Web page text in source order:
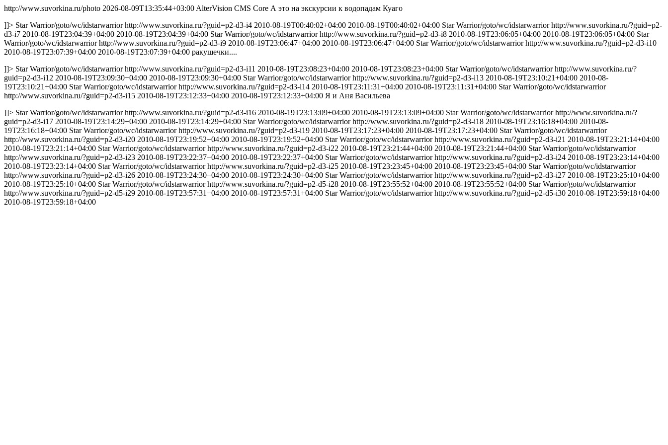
http://www.suvorkina.ru/photo 2026-08-09T13:35:44+03:00 AlterVision CMS Core А это на экскурсии к водопадам Куаго
]]> Star Warrior/goto/wc/idstarwarrior http://www.suvorkina.ru/?guid=p2-d3-i4 2010-08-19T00:40:02+04:00 2010-08-19T00:40:02+04:00 Star Warrior/goto/wc/idstarwarrior http://www.suvorkina.ru/?guid=p2-
d3-i7 2010-08-19T23:04:39+04:00 2010-08-19T23:04:39+04:00 Star Warrior/goto/wc/idstarwarrior http://www.suvorkina.ru/?guid=p2-d3-i8 2010-08-19T23:06:05+04:00 2010-08-19T23:06:05+04:00 Star
Warrior/goto/wc/idstarwarrior http://www.suvorkina.ru/?guid=p2-d3-i9 2010-08-19T23:06:47+04:00 2010-08-19T23:06:47+04:00 Star Warrior/goto/wc/idstarwarrior http://www.suvorkina.ru/?guid=p2-d3-i10
2010-08-19T23:07:39+04:00 2010-08-19T23:07:39+04:00 ракушечки....
]]> Star Warrior/goto/wc/idstarwarrior http://www.suvorkina.ru/?guid=p2-d3-i11 2010-08-19T23:08:23+04:00 2010-08-19T23:08:23+04:00 Star Warrior/goto/wc/idstarwarrior http://www.suvorkina.ru/?
guid=p2-d3-i12 2010-08-19T23:09:30+04:00 2010-08-19T23:09:30+04:00 Star Warrior/goto/wc/idstarwarrior http://www.suvorkina.ru/?guid=p2-d3-i13 2010-08-19T23:10:21+04:00 2010-08-
19T23:10:21+04:00 Star Warrior/goto/wc/idstarwarrior http://www.suvorkina.ru/?guid=p2-d3-i14 2010-08-19T23:11:31+04:00 2010-08-19T23:11:31+04:00 Star Warrior/goto/wc/idstarwarrior
http://www.suvorkina.ru/?guid=p2-d3-i15 2010-08-19T23:12:33+04:00 2010-08-19T23:12:33+04:00 Я и Аня Васильева
]]> Star Warrior/goto/wc/idstarwarrior http://www.suvorkina.ru/?guid=p2-d3-i16 2010-08-19T23:13:09+04:00 2010-08-19T23:13:09+04:00 Star Warrior/goto/wc/idstarwarrior http://www.suvorkina.ru/?
guid=p2-d3-i17 2010-08-19T23:14:29+04:00 2010-08-19T23:14:29+04:00 Star Warrior/goto/wc/idstarwarrior http://www.suvorkina.ru/?guid=p2-d3-i18 2010-08-19T23:16:18+04:00 2010-08-
19T23:16:18+04:00 Star Warrior/goto/wc/idstarwarrior http://www.suvorkina.ru/?guid=p2-d3-i19 2010-08-19T23:17:23+04:00 2010-08-19T23:17:23+04:00 Star Warrior/goto/wc/idstarwarrior
http://www.suvorkina.ru/?guid=p2-d3-i20 2010-08-19T23:19:52+04:00 2010-08-19T23:19:52+04:00 Star Warrior/goto/wc/idstarwarrior http://www.suvorkina.ru/?guid=p2-d3-i21 2010-08-19T23:21:14+04:00
2010-08-19T23:21:14+04:00 Star Warrior/goto/wc/idstarwarrior http://www.suvorkina.ru/?guid=p2-d3-i22 2010-08-19T23:21:44+04:00 2010-08-19T23:21:44+04:00 Star Warrior/goto/wc/idstarwarrior
http://www.suvorkina.ru/?guid=p2-d3-i23 2010-08-19T23:22:37+04:00 2010-08-19T23:22:37+04:00 Star Warrior/goto/wc/idstarwarrior http://www.suvorkina.ru/?guid=p2-d3-i24 2010-08-19T23:23:14+04:00
2010-08-19T23:23:14+04:00 Star Warrior/goto/wc/idstarwarrior http://www.suvorkina.ru/?guid=p2-d3-i25 2010-08-19T23:23:45+04:00 2010-08-19T23:23:45+04:00 Star Warrior/goto/wc/idstarwarrior
http://www.suvorkina.ru/?guid=p2-d3-i26 2010-08-19T23:24:30+04:00 2010-08-19T23:24:30+04:00 Star Warrior/goto/wc/idstarwarrior http://www.suvorkina.ru/?guid=p2-d3-i27 2010-08-19T23:25:10+04:00
2010-08-19T23:25:10+04:00 Star Warrior/goto/wc/idstarwarrior http://www.suvorkina.ru/?guid=p2-d5-i28 2010-08-19T23:55:52+04:00 2010-08-19T23:55:52+04:00 Star Warrior/goto/wc/idstarwarrior
http://www.suvorkina.ru/?guid=p2-d5-i29 2010-08-19T23:57:31+04:00 2010-08-19T23:57:31+04:00 Star Warrior/goto/wc/idstarwarrior http://www.suvorkina.ru/?guid=p2-d5-i30 2010-08-19T23:59:18+04:00
2010-08-19T23:59:18+04:00